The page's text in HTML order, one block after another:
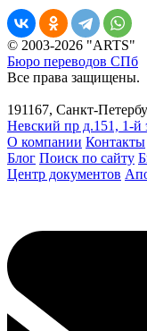
© 2003-2026 "ARTS"
Бюро переводов СПб
Все права защищены.
191167, Санкт-
Невский пр д.151, 1-й
О компании Контакты
Блог Поиск по сайту
Центр документов